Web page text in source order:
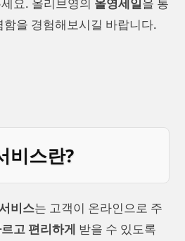
을 경험해보시길 바랍니다.
비스란?
비스는 고객이 온라인으로 주
고 편리하게 받을 수 있도록